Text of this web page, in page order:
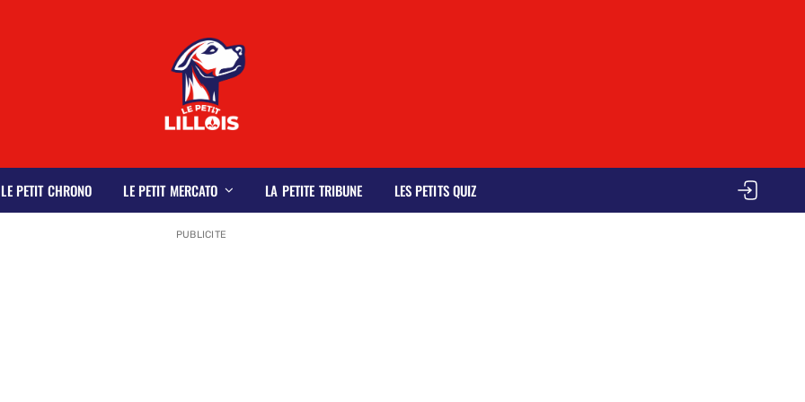
LE PETIT CHRONO LE PETIT MERCATO LA PETITE TRIBUNE LES PETITS QUIZ
PUBLICITE